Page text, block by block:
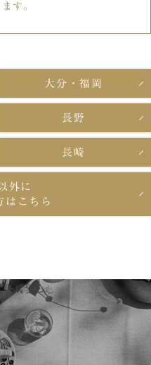
す。
大分・福岡
長野
長崎
外に
はこちら